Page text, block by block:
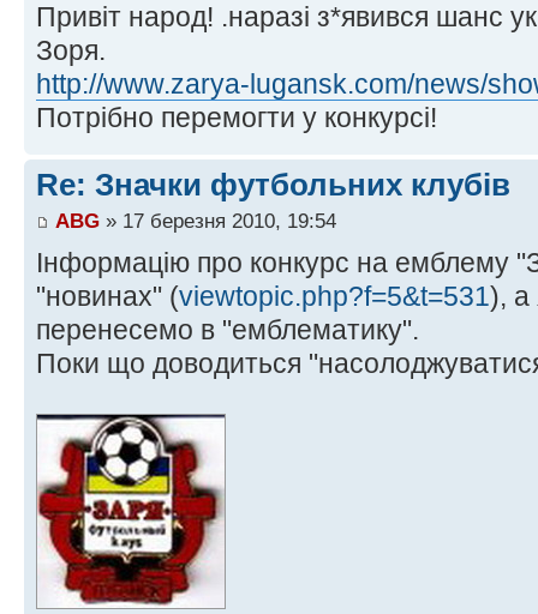
Привіт народ! .наразі з*явився шанс
Зоря.
http://www.zarya-lugansk.com/news/
Потрібно перемогти у конкурсі!
Re: Значки футбольних клубів
ABG » 17 березня 2010, 19:54
Інформацію про конкурс на емблему
"новинах" (viewtopic.php?f=5&t=531), а
перенесемо в "емблематику".
Поки що доводиться